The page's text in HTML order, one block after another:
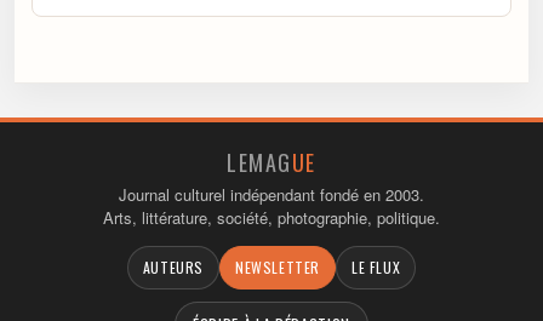
LEMAGUE
Journal culturel indépendant fondé en 2003.
Arts, littérature, société, photographie, politique.
AUTEURS NEWSLETTER LE FLUX